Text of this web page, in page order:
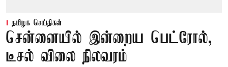
தமிழக செய்திகள்
சென்னையில் இன்றைய பெட்ரோல்,
டீசல் விலை நிலவரம்